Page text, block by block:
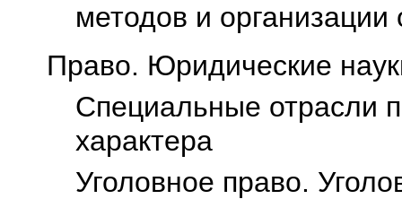
методов и организации
Право. Юридические
Специальные отрасли
характера
Уголовное право.